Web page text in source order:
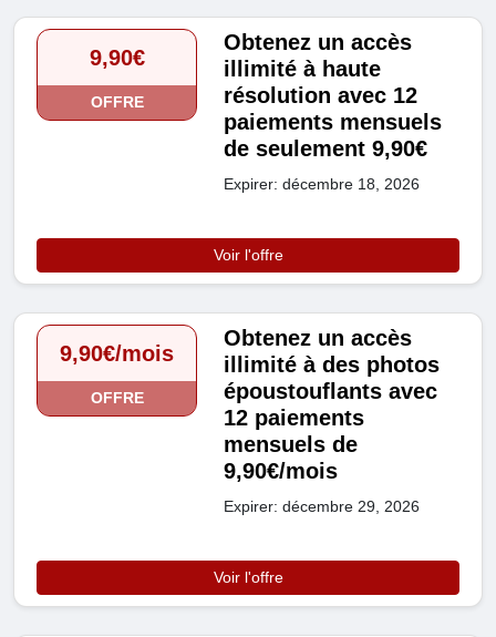
9,90€
OFFRE
Obtenez un accès
illimité à haute
résolution avec 12
paiements mensuels
de seulement 9,90€
Expirer: décembre 18, 2026
Voir l'offre
9,90€/mois
OFFRE
Obtenez un accès
illimité à des photos
époustouflants avec
12 paiements
mensuels de
9,90€/mois
Expirer: décembre 29, 2026
Voir l'offre